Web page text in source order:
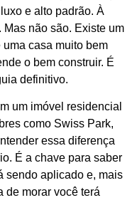
e alto padrão. À
não são. Existe um
casa muito bem
o bem construir. É
definitivo.
um imóvel residencial
como Swiss Park,
essa diferença
É a chave para saber
sendo aplicado e, mais
de morar você terá